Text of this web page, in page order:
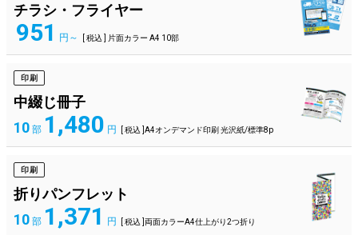
チラシ・フライヤー
951 円～ [ 税込 ] 片面カラー A4 10部
印刷
中綴じ冊子
10 部 1,480 円 [ 税込 ]A4オンデマンド印刷 光沢紙/標準8p
印刷
折りパンフレット
10 部 1,371 円 [ 税込 ]両面カラーA4仕上がり2つ折り